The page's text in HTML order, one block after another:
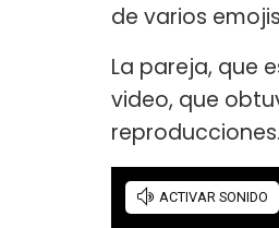
de varios
La pareja, que
video, que
reproducciones.